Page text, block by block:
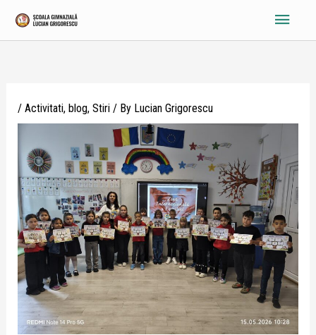
content
Main
/ Activitati, blog, Stiri/ By Lucian Grigorescu